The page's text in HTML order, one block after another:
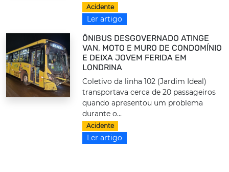
Acidente
Ler artigo
ÔNIBUS DESGOVERNADO ATINGE
VAN, MOTO E MURO DE CONDOMÍNIO
E DEIXA JOVEM FERIDA EM
LONDRINA
Coletivo da linha 102 (Jardim Ideal)
transportava cerca de 20 passageiros
quando apresentou um problema
durante o...
Acidente
Ler artigo